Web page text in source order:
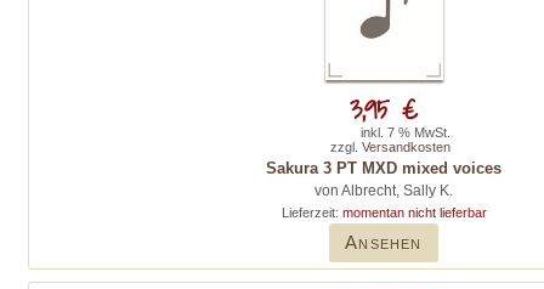
Sakura 3 PT MXD mixed voices
von Albrecht, Sally K.
Lieferzeit: momentan nicht lieferbar
Ansehen
3,95 €
inkl. 7 % MwSt.
zzgl. Versandkosten